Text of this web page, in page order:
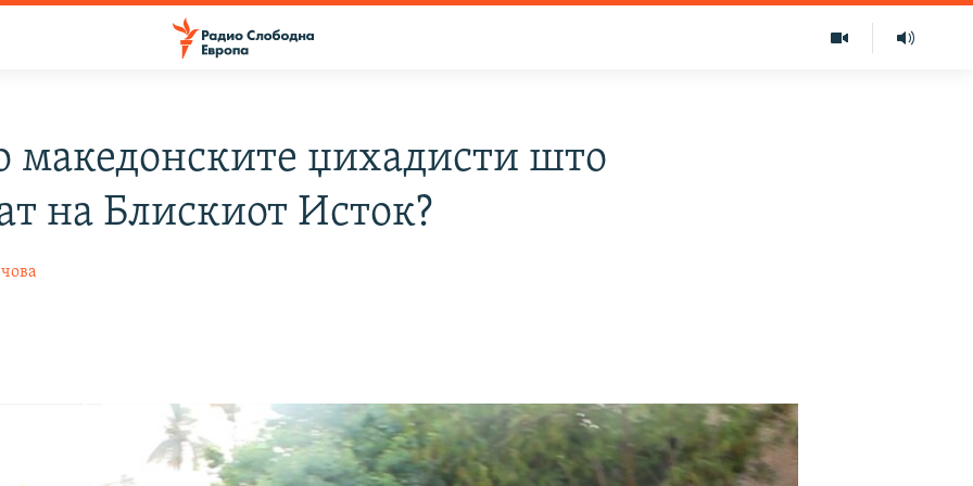
македонските џихадисти што
на Блискиот Исток?